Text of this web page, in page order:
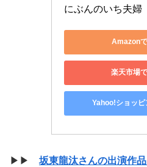
にぶんのいち夫婦
Amazon
楽天市場
Yahoo!ショッピ
▶▶ 坂東龍汰さんの出演作